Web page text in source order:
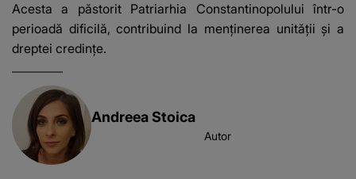
Acesta a păstorit Patriarhia Constantinopolului într-o
perioadă dificilă, contribuind la menținerea unității și a
dreptei credințe.
Andreea Stoica
Autor